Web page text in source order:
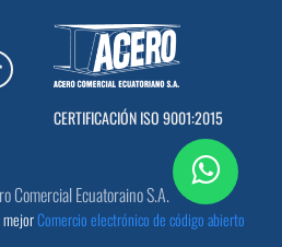
CERTIFICACIÓN ISO 9001:2015
Comercial Ecuatoraino S.A.
Comercio electrónico de código abierto